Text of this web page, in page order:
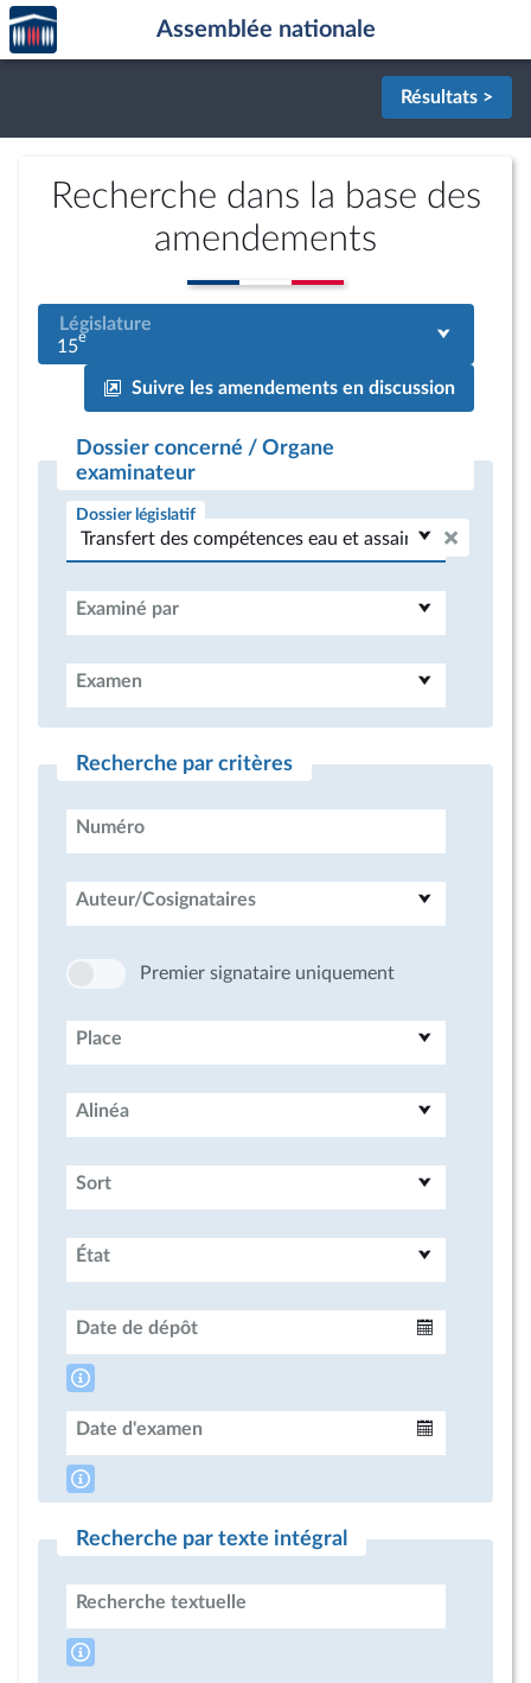
Aller au contenu
Aller en bas de la page
Accèder
à la
page
Assemblée nationale
Résultats >
Recherche dans la base des
amendements
Législature
15e
Suivre les amendements en discussion
Dossier concerné / Organe
examinateur
Dossier législatif
Examiné par
Examen
Recherche par critères
Numéro
Auteur/Cosignataires
Premier signataire uniquement
Place
Alinéa
Sort
État
Date de dépôt
Date d'examen
Recherche par texte intégral
Recherche textuelle